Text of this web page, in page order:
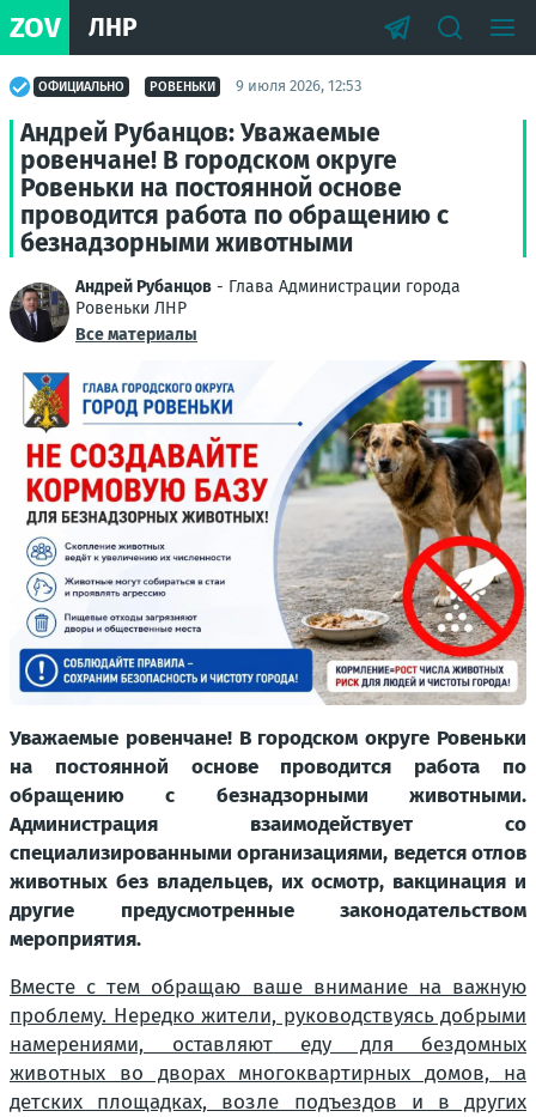
ZOV ЛНР
ОФИЦИАЛЬНО РОВЕНЬКИ 9 июля 2026, 12:53
Андрей Рубанцов: Уважаемые
ровенчане! В городском округе
Ровеньки на постоянной основе
проводится работа по обращению с
безнадзорными животными
Андрей Рубанцов - Глава Администрации города
Ровеньки ЛНР
Все материалы
Уважаемые ровенчане! В городском округе Ровеньки
на постоянной основе проводится работа по
обращению с безнадзорными животными.
Администрация взаимодействует со
специализированными организациями, ведется отлов
животных без владельцев, их осмотр, вакцинация и
другие предусмотренные законодательством
мероприятия.
Вместе с тем обращаю ваше внимание на важную
проблему. Нередко жители, руководствуясь добрыми
намерениями, оставляют еду для бездомных
животных во дворах многоквартирных домов, на
детских площадках, возле подъездов и в других